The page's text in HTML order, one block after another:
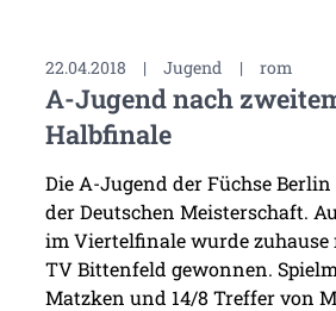
22.04.2018 | Jugend | rom
A-Jugend nach
Halbfinale
Die A-Jugend der Füchse
der Deutschen Meisterschaft.
im Viertelfinale wurde zuhause
TV Bittenfeld gewonnen.
Matzken und 14/8 Treffer von